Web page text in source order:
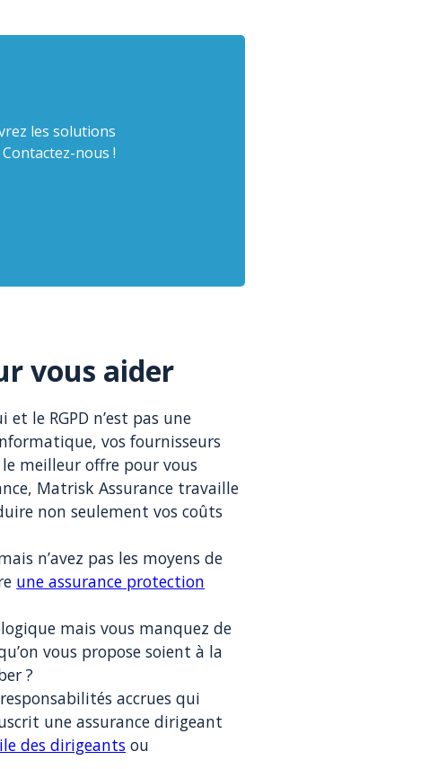
les solutions
nous !
vous aider
le RGPD n’est pas une
vos fournisseurs
le meilleur offre pour vous
Matrisk Assurance travaille
non seulement vos coûts
n’avez pas les moyens de
une assurance protection
mais vous manquez de
vous propose soient à la
?
accrues qui
une assurance dirigeant
des dirigeants ou